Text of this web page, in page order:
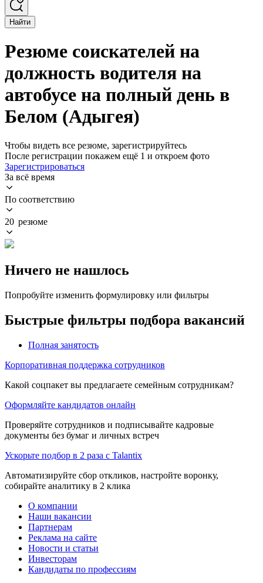
Найти
Резюме соискателей на
должность водителя на
автобусе на полный день в
Белом (Адыгея)
Чтобы видеть все резюме, зарегистрируйтесь
После регистрации покажем ещё 1 и откроем фото
Зарегистрироваться
За всё время
По соответствию
20 резюме
Ничего не нашлось
Попробуйте изменить формулировку или фильтры
Быстрые фильтры подбора вакансий
Полная занятость
Корпоративная поддержка сотрудников
Какой соцпакет вы предлагаете семейным сотрудникам?
Оформляйте кандидатов онлайн
Проверяйте сотрудников и подписывайте кадровые
документы без бумаг и личных встреч
Ускорьте подбор в 2 раза с Talantix
Автоматизируйте сбор откликов, настройте воронку,
собирайте аналитику в 2 клика
О компании
Наши вакансии
Партнерам
Реклама на сайте
Новости и статьи
Инвесторам
Кандидаты по профессиям